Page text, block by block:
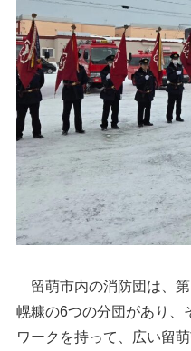
留萌市内の消防団は、第
幌糠の6つの分団があり、
ワークを持って、広い留